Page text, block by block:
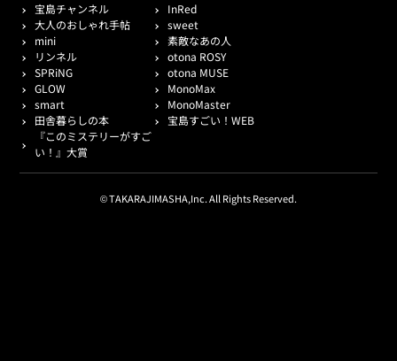
宝島チャンネル
InRed
大人のおしゃれ手帖
sweet
mini
素敵なあの人
リンネル
otona ROSY
SPRiNG
otona MUSE
GLOW
MonoMax
smart
MonoMaster
田舎暮らしの本
宝島すごい！WEB
『このミステリーがすご
い！』大賞
© TAKARAJIMASHA,Inc. All Rights Reserved.